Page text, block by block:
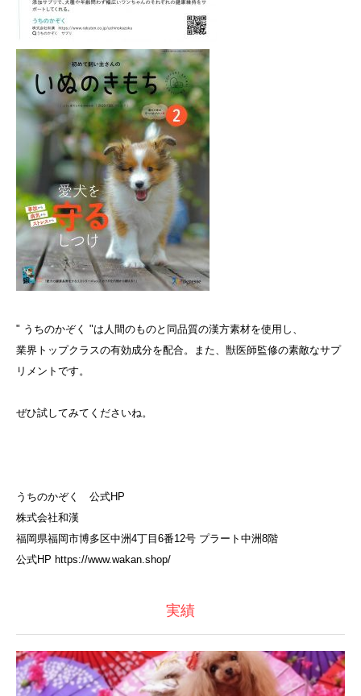
" うちのかぞく "は人間のものと同品質の漢方素材を使用し、
業界トップクラスの有効成分を配合。また、獣医師監修の素敵なサプ
リメントです。
ぜひ試してみてくださいね。
うちのかぞく 公式HP
株式会社和漢
福岡県福岡市博多区中洲4丁目6番12号 プラート中洲8階
公式HP https://www.wakan.shop/
実績